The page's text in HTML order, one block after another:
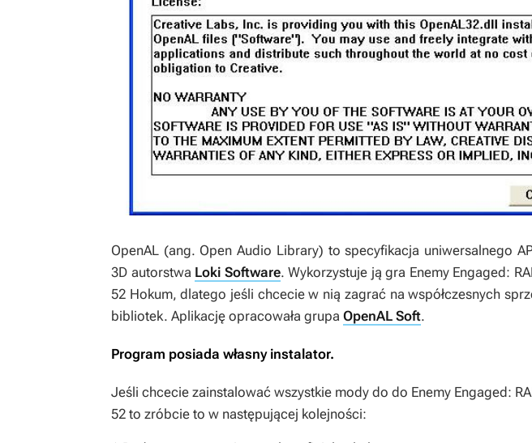
OpenAL (ang. Open Audio Library) to specyfikacja uniwersalnego
3D autorstwa Loki Software. Wykorzystuje ją gra Enemy Engaged:
52 Hokum, dlatego jeśli chcecie w nią zagrać na współczesnych
bibliotek. Aplikację opracowała grupa OpenAL Soft.
Program posiada własny instalator.
Jeśli chcecie zainstalować wszystkie mody do do Enemy Engaged:
52 to zróbcie to w następującej kolejności: